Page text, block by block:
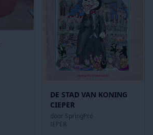
DE STAD VAN KONING
CIEPER
door SpringPro
IEPER